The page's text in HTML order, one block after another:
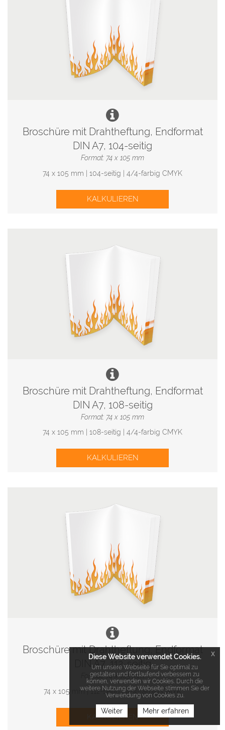
Broschüre mit Drahtheftung, Endformat
DIN A7, 104-seitig
Format: 74 x 105 mm
74 x 105 mm | 104-seitig | 4/4-farbig CMYK
KALKULIEREN
Broschüre mit Drahtheftung, Endformat
DIN A7, 108-seitig
Format: 74 x 105 mm
74 x 105 mm | 108-seitig | 4/4-farbig CMYK
KALKULIEREN
Broschüre mit Drahtheftung, Endformat
DIN A7, 112-seitig
Format: 74 x 105 mm
74 x 105 mm | 112-seitig | 4/4-farbig CMYK
KALKULIEREN
Diese Website verwendet Cookies.
Um unsere Webseite für Sie optimal zu
gestalten und fortlaufend verbessern zu
können, verwenden wir Cookies. Durch die
weitere Nutzung der Webseite stimmen Sie der
Verwendung von Cookies zu.
Weiter Mehr erfahren
x